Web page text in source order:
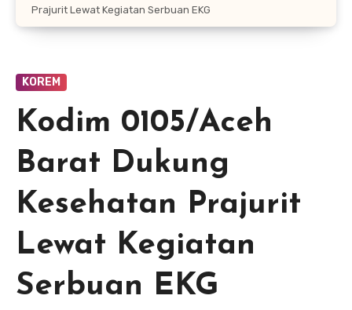
Prajurit Lewat Kegiatan Serbuan EKG
KOREM
Kodim 0105/Aceh
Barat Dukung
Kesehatan Prajurit
Lewat Kegiatan
Serbuan EKG